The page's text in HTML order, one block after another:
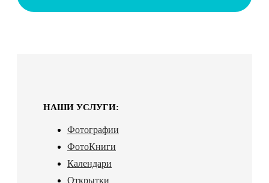
НАШИ УСЛУГИ:
Фотографии
ФотоКниги
Календари
Открытки